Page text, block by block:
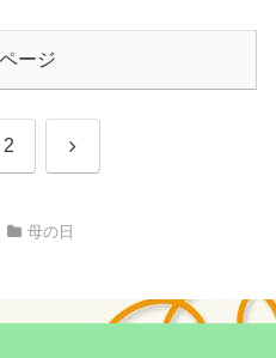
ージ
2 次
母の日